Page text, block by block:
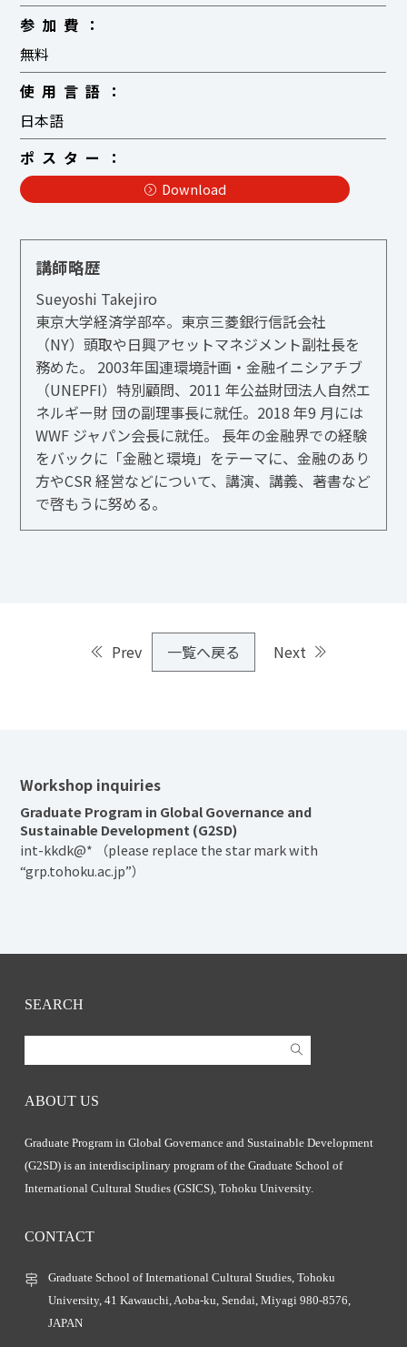
参加費
無料
使用言語
日本語
ポスター
Download
講師略歴
Sueyoshi Takejiro
東京大学経済学部卒。東京三菱銀行信託会社
（NY）頭取や日興アセットマネジメント副社長を
務めた。 2003年国連環境計画・金融イニシアチブ
（UNEPFI）特別顧問、2011 年公益財団法人自然エ
ネルギー財 団の副理事長に就任。2018 年9 月には
WWF ジャパン会長に就任。 長年の金融界での経験
をバックに「金融と環境」をテーマに、金融のあり
方やCSR 経営などについて、講演、講義、著書など
で啓もうに努める。
Prev 一覧へ戻る Next
Workshop inquiries
Graduate Program in Global Governance and
Sustainable Development (G2SD)
int-kkdk@* （please replace the star mark with
“grp.tohoku.ac.jp”）
SEARCH
ABOUT US
Graduate Program in Global Governance and Sustainable Development
(G2SD) is an interdisciplinary program of the Graduate School of
International Cultural Studies (GSICS), Tohoku University.
CONTACT
Graduate School of International Cultural Studies, Tohoku
University, 41 Kawauchi, Aoba-ku, Sendai, Miyagi 980-8576,
JAPAN